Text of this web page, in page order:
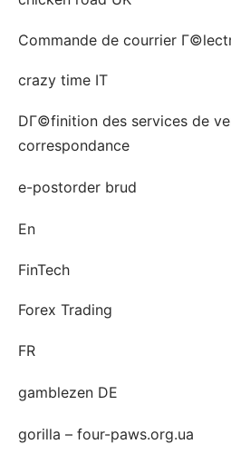
Commande de courrier
crazy time IT
DГ©finition des services de
correspondance
e-postorder brud
En
FinTech
Forex Trading
FR
gamblezen DE
gorilla – four-paws.org.ua